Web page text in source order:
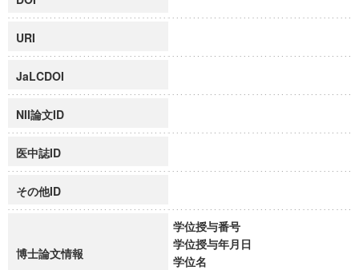
URI
JaLCDOI
NII論文ID
医中誌ID
その他ID
博士論文情報
学位授与番号
学位授与年月日
学位名